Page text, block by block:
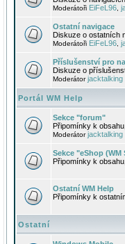
Moderátoři EiFeL96
Ostatní navigace
Diskuze o ostatních
Moderátoři EiFeL96
Příslušenství pro
Diskuze o
Moderátorjacktalking
Portál WM Help
Sekce "forum"
Připomínky k
Moderátorjacktalking
Sekce "eShop (WM
Připomínky k
Ostatní WM Help
Připomínky k
Ostatní